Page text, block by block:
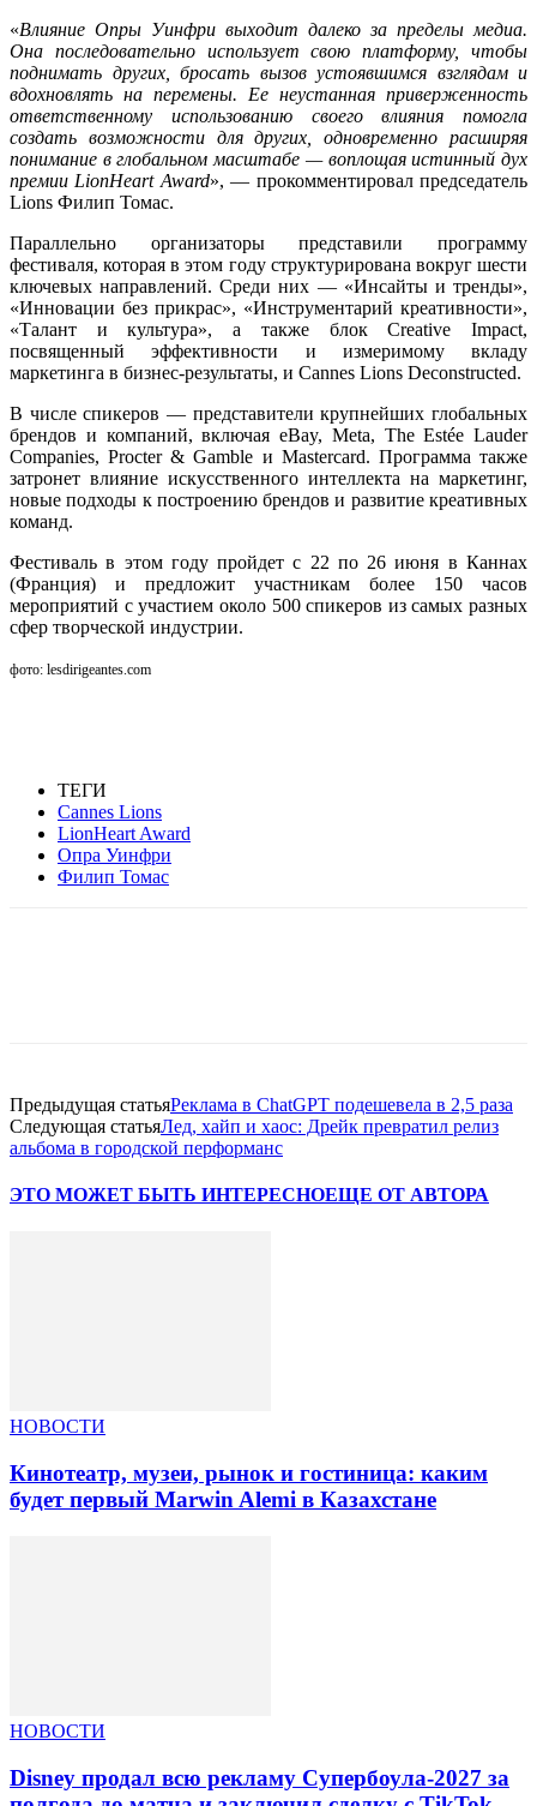
«Влияние Опры Уинфри выходит далеко за пределы медиа.
Она последовательно использует свою платформу, чтобы
поднимать других, бросать вызов устоявшимся взглядам и
вдохновлять на перемены. Ее неустанная приверженность
ответственному использованию своего влияния помогла
создать возможности для других, одновременно расширяя
понимание в глобальном масштабе — воплощая истинный дух
премии LionHeart Award», — прокомментировал председатель
Lions Филип Томас.
Параллельно организаторы представили программу
фестиваля, которая в этом году структурирована вокруг шести
ключевых направлений. Среди них — «Инсайты и тренды»,
«Инновации без прикрас», «Инструментарий креативности»,
«Талант и культура», а также блок Creative Impact,
посвященный эффективности и измеримому вкладу
маркетинга в бизнес-результаты, и Cannes Lions Deconstructed.
В числе спикеров — представители крупнейших глобальных
брендов и компаний, включая eBay, Meta, The Estée Lauder
Companies, Procter & Gamble и Mastercard. Программа также
затронет влияние искусственного интеллекта на маркетинг,
новые подходы к построению брендов и развитие креативных
команд.
Фестиваль в этом году пройдет с 22 по 26 июня в Каннах
(Франция) и предложит участникам более 150 часов
мероприятий с участием около 500 спикеров из самых разных
сфер творческой индустрии.
фото: lesdirigeantes.com
ТЕГИ
Cannes Lions
LionHeart Award
Опра Уинфри
Филип Томас
Предыдущая статьяРеклама в ChatGPT подешевела в 2,5 раза
Следующая статьяЛед, хайп и хаос: Дрейк превратил релиз
альбома в городской перформанс
ЭТО МОЖЕТ БЫТЬ ИНТЕРЕСНОЕЩЕ ОТ АВТОРА
НОВОСТИ
Кинотеатр, музеи, рынок и гостиница: каким
будет первый Marwin Alemi в Казахстане
НОВОСТИ
Disney продал всю рекламу Супербоула-2027 за